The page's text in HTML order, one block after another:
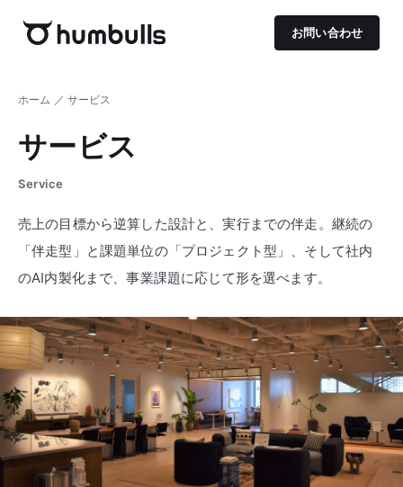
お問い合わせ
ホーム ／ サービス
サービス
Service
売上の目標から逆算した設計と、実行までの伴走。継続の
「伴走型」と課題単位の「プロジェクト型」、そして社内
のAI内製化まで、事業課題に応じて形を選べます。